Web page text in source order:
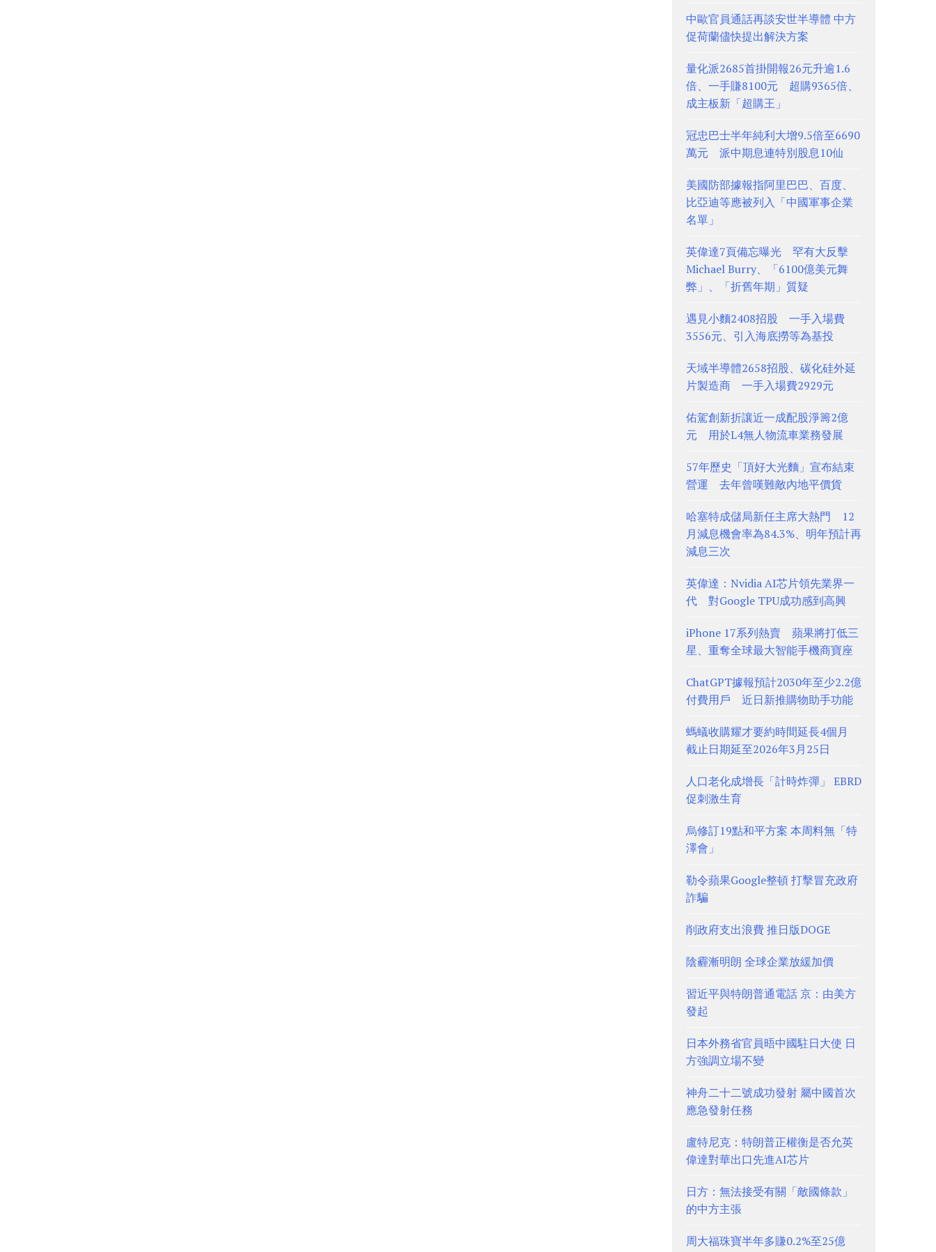
中歐官員通話再談安世半導體 中方
促荷蘭儘快提出解決方案
量化派2685首掛開報26元升逾1.6
倍、一手賺8100元 超購9365倍、
成主板新「超購王」
冠忠巴士半年純利大增9.5倍至6690
萬元 派中期息連特別股息10仙
美國防部據報指阿里巴巴、百度、
比亞迪等應被列入「中國軍事企業
名單」
英偉達7頁備忘曝光 罕有大反擊
Michael Burry、「6100億美元舞
弊」、「折舊年期」質疑
遇見小麵2408招股 一手入場費
3556元、引入海底撈等為基投
天域半導體2658招股、碳化硅外延
片製造商 一手入場費2929元
佑駕創新折讓近一成配股淨籌2億
元 用於L4無人物流車業務發展
57年歷史「頂好大光麵」宣布結束
營運 去年曾嘆難敵內地平價貨
哈塞特成儲局新任主席大熱門 12
月減息機會率為84.3%、明年預計再
減息三次
英偉達：Nvidia AI芯片領先業界一
代 對Google TPU成功感到高興
iPhone 17系列熱賣 蘋果將打低三
星、重奪全球最大智能手機商寶座
ChatGPT據報預計2030年至少2.2億
付費用戶 近日新推購物助手功能
螞蟻收購耀才要約時間延長4個月
截止日期延至2026年3月25日
人口老化成增長「計時炸彈」 EBRD
促刺激生育
烏修訂19點和平方案 本周料無「特
澤會」
勒令蘋果Google整頓 打擊冒充政府
詐騙
削政府支出浪費 推日版DOGE
陰霾漸明朗 全球企業放緩加價
習近平與特朗普通電話 京：由美方
發起
日本外務省官員晤中國駐日大使 日
方強調立場不變
神舟二十二號成功發射 屬中國首次
應急發射任務
盧特尼克：特朗普正權衡是否允英
偉達對華出口先進AI芯片
日方：無法接受有關「敵國條款」
的中方主張
周大福珠寶半年多賺0.2%至25億